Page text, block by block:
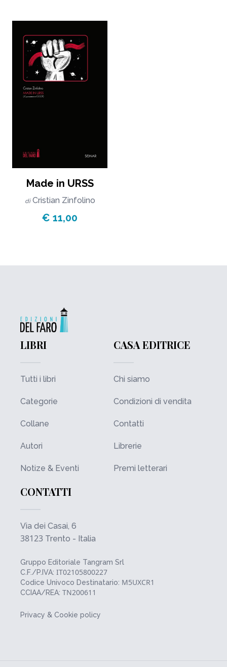
Made in URSS
di Cristian Zinfolino
€ 11,00
LIBRI
Tutti i libri
Categorie
Collane
Autori
Notize & Eventi
CASA EDITRICE
Chi siamo
Condizioni di vendita
Contatti
Librerie
Premi letterari
CONTATTI
Via dei Casai, 6
38123 Trento - Italia
Gruppo Editoriale Tangram Srl
C.F./P.IVA: IT02105800227
Codice Univoco Destinatario: M5UXCR1
CCIAA/REA: TN200611
Privacy & Cookie policy